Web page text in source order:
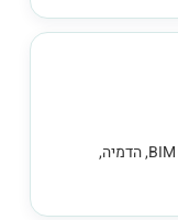
מיפוי, מדידה, צילום, LiDAR, בטיחות, ניהול, BIM, הדמיה,